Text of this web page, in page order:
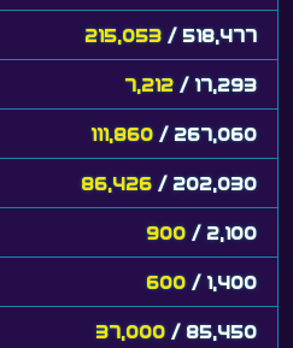
215,053 / 518,477
7,212 / 17,293
111,860 / 267,060
86,426 / 202,030
900 / 2,100
600 / 1,400
37,000 / 85,450